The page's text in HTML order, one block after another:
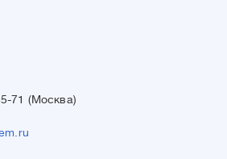
71 (Москва)